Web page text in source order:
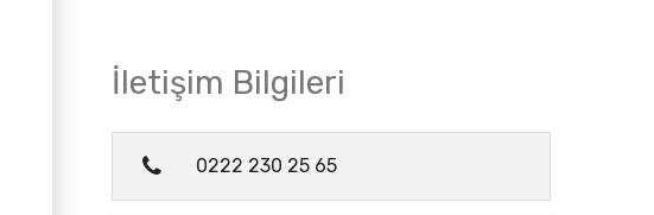
İletişim Bilgileri
0222 230 25 65